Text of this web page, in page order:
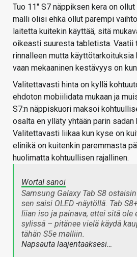
Tuo 11" S7 näppiksen kera on
malli olisi ehkä ollut parempi
laitetta kuitekin käyttää, sitä
oikeasti suuresta tabletista. Vaatii
rinnalleen mutta
vaan mekaaninen kestävyys on
Valitettavasti hinta on kyllä
ehdoton mobiilidata mukaan ja
S7:n näppiskuori maksoi
osalta en ylläty yhtään parin sadan
Valitettavasti liikaa kun kyse on
elinikä on kuitenkin paremmasta
huolimatta kohtuullisen rajallinen.
WortaI sanoi
Samsung Galaxy Tab S8
sen saisi OLED -näytöllä. Tab
liian iso ja painava, ettei sitä ole
sylissä – pitänee vielä käydä
tähän S5e malliin.
Napsauta laajentaaksesi…